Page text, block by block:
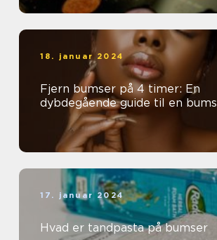
18. januar 2024
Fjern bumser på 4 timer: En
dybdegående guide til en
17. januar 2024
Hvad er tandpasta på bumser